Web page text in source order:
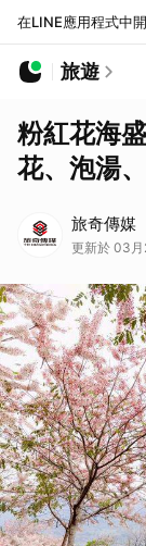
在LINE應用程式中開
旅遊
粉紅花海
花、泡湯
旅奇傳媒
更新於 03